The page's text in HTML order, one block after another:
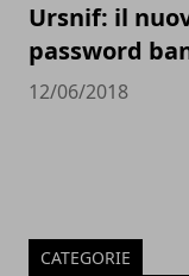
Ursnif: il
password
12/06/2018
CATEGORIE